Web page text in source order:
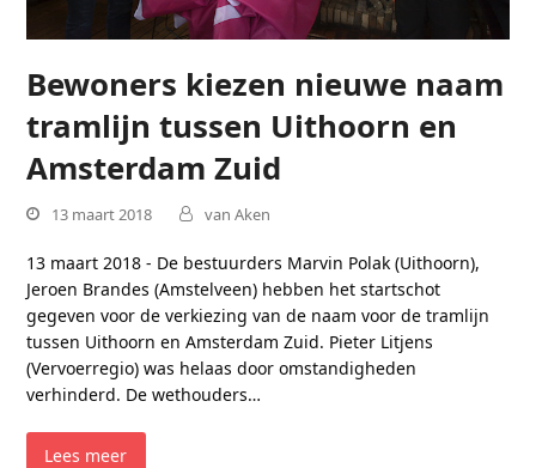
Bewoners kiezen nieuwe naam
tramlijn tussen Uithoorn en
Amsterdam Zuid
13 maart 2018 van Aken
13 maart 2018 - De bestuurders Marvin Polak (Uithoorn),
Jeroen Brandes (Amstelveen) hebben het startschot
gegeven voor de verkiezing van de naam voor de tramlijn
tussen Uithoorn en Amsterdam Zuid. Pieter Litjens
(Vervoerregio) was helaas door omstandigheden
verhinderd. De wethouders…
Lees meer